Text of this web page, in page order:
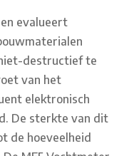
evalueert
destructief te
van het
elektronisch
De sterkte van dit
de hoeveelheid